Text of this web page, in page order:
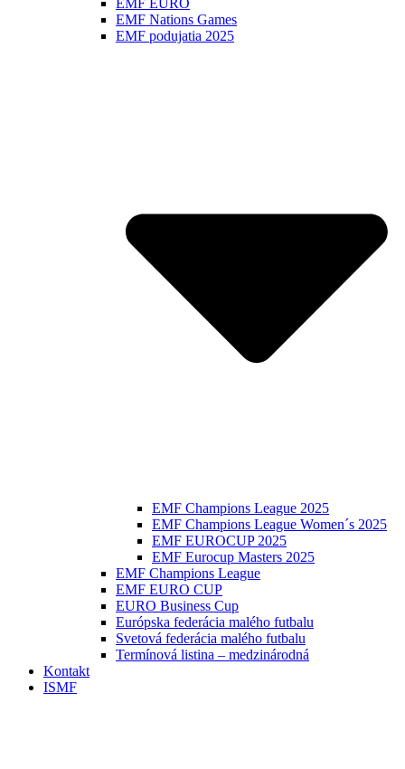
EMF EURO
EMF Nations Games
EMF podujatia 2025
EMF Champions League 2025
EMF Champions League Women´s 2025
EMF EUROCUP 2025
EMF Eurocup Masters 2025
EMF Champions League
EMF EURO CUP
EURO Business Cup
Európska federácia malého futbalu
Svetová federácia malého futbalu
Termínová listina – medzinárodná
Kontakt
ISMF